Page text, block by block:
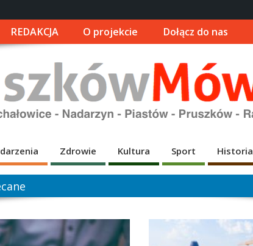
REDAKCJA O projekcie Dołącz do nas
Zdrowie Kultura Sport Historia